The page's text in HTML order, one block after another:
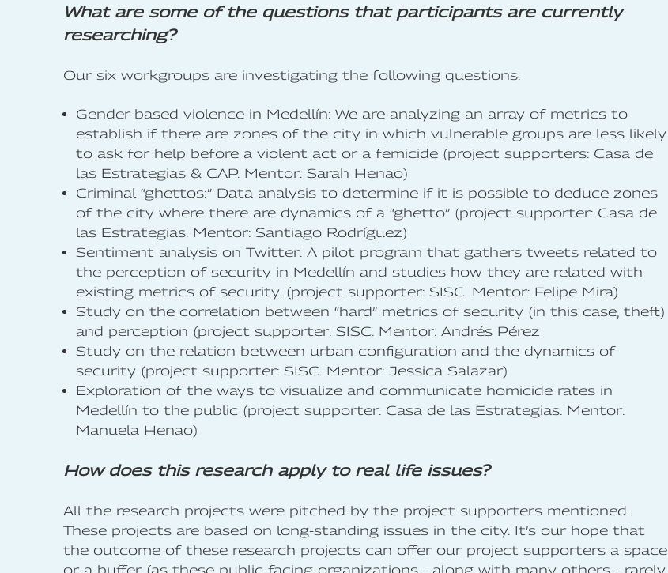
What are some of the questions that participants are currently
researching?
Our six workgroups are investigating the following questions:
Gender-based violence in Medellín: We are analyzing an array of metrics to
establish if there are zones of the city in which vulnerable groups are less likely
to ask for help before a violent act or a femicide (project supporters: Casa de
las Estrategias & CAP. Mentor: Sarah Henao)
Criminal “ghettos:” Data analysis to determine if it is possible to deduce zones
of the city where there are dynamics of a “ghetto” (project supporter: Casa de
las Estrategias. Mentor: Santiago Rodríguez)
Sentiment analysis on Twitter: A pilot program that gathers tweets related to
the perception of security in Medellín and studies how they are related with
existing metrics of security. (project supporter: SISC. Mentor: Felipe Mira)
Study on the correlation between “hard” metrics of security (in this case, theft)
and perception (project supporter: SISC. Mentor: Andrés Pérez
Study on the relation between urban configuration and the dynamics of
security (project supporter: SISC. Mentor: Jessica Salazar)
Exploration of the ways to visualize and communicate homicide rates in
Medellín to the public (project supporter: Casa de las Estrategias. Mentor:
Manuela Henao)
How does this research apply to real life issues?
All the research projects were pitched by the project supporters mentioned.
These projects are based on long-standing issues in the city. It’s our hope that
the outcome of these research projects can offer our project supporters a space